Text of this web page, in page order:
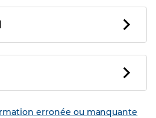
erronée ou manquante